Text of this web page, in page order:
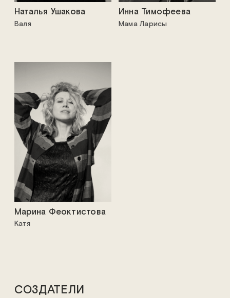
Наталья Ушакова
Валя
Инна Тимофеева
Мама Ларисы
Марина Феоктистова
Катя
СОЗДАТЕЛИ